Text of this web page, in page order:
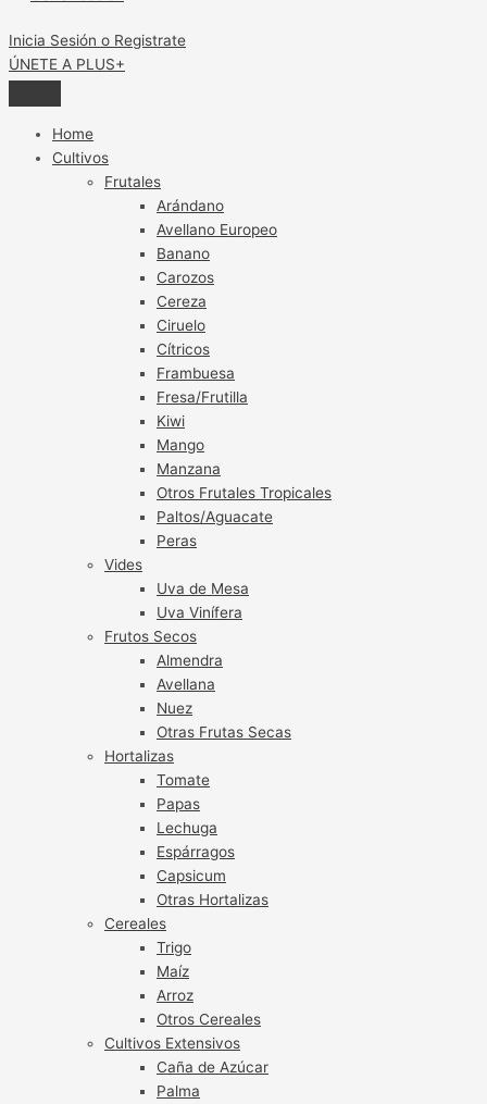
Inicia Sesión o Registrate
ÚNETE A PLUS+
Home
Cultivos
Frutales
Arándano
Avellano Europeo
Banano
Carozos
Cereza
Ciruelo
Cítricos
Frambuesa
Fresa/Frutilla
Kiwi
Mango
Manzana
Otros Frutales Tropicales
Paltos/Aguacate
Peras
Vides
Uva de Mesa
Uva Vinífera
Frutos Secos
Almendra
Avellana
Nuez
Otras Frutas Secas
Hortalizas
Tomate
Papas
Lechuga
Espárragos
Capsicum
Otras Hortalizas
Cereales
Trigo
Maíz
Arroz
Otros Cereales
Cultivos Extensivos
Caña de Azúcar
Palma